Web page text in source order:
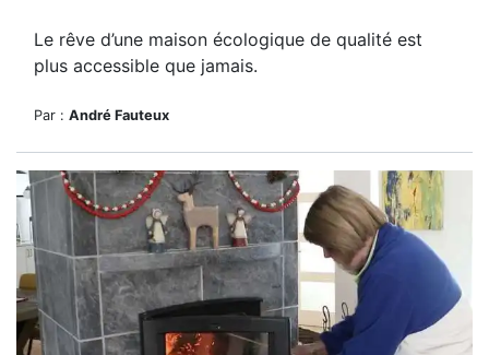
Le rêve d’une maison écologique de qualité est
plus accessible que jamais.
Par : André Fauteux